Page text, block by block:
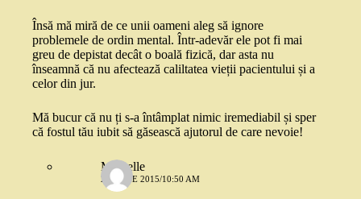
Însă mă miră de ce unii oameni aleg să ignore
problemele de ordin mental. Într-adevăr ele pot fi mai
greu de depistat decât o boală fizică, dar asta nu
înseamnă că nu afectează caliltatea vieții pacientului și a
celor din jur.
Mă bucur că nu ți s-a întâmplat nimic iremediabil și sper
că fostul tău iubit să găsească ajutorul de care nevoie!
Michelle
28 IUNIE 2015/10:50 AM